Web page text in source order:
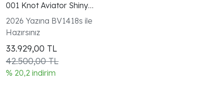
001 Knot Aviator Shiny
Black Sarı Kadın Güneş
Gözlüğü
2026 Yazına BV1418s ile
Hazırsınız
33.929,00 TL
42.500,00 TL
% 20,2 indirim